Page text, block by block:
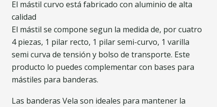
El mástil curvo está fabricado con aluminio de alta
calidad
El mástil se compone segun la medida de, por cuatro
4 piezas, 1 pilar recto, 1 pilar semi-curvo, 1 varilla
semi curva de tensión y bolso de transporte. Este
producto lo puedes complementar con bases para
mástiles para banderas.
Las banderas Vela son ideales para mantener la